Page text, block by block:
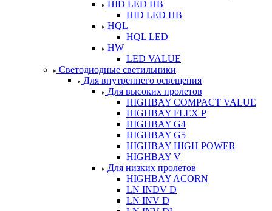
HID LED HB
HID LED HB
HQL
HQL LED
HW
LED VALUE
Светодиодные светильники
Для внутреннего освещения
Для высоких пролетов
HIGHBAY COMPACT VALUE
HIGHBAY FLEX P
HIGHBAY G4
HIGHBAY G5
HIGHBAY HIGH POWER
HIGHBAY V
Для низких пролетов
HIGHBAY ACORN
LN INDV D
LN INV D